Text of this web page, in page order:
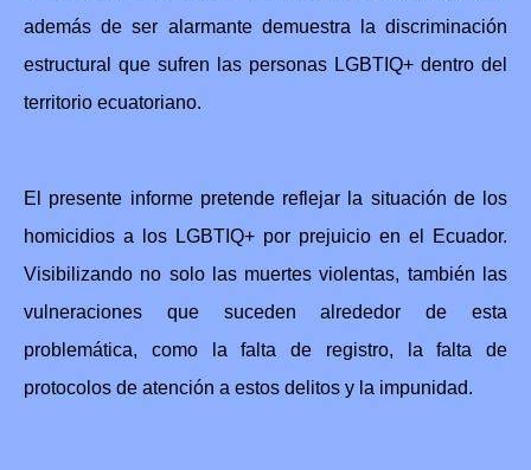
además de ser alarmante demuestra la discriminación
estructural que sufren las personas LGBTIQ+ dentro del
territorio ecuatoriano.
El presente informe pretende reflejar la situación de los
homicidios a los LGBTIQ+ por prejuicio en el
Ecuador.
Visibilizando no solo las muertes violentas, también las
vulneraciones que suceden alrededor de esta
problemática, como la falta de registro, la falta de
protocolos de atención a estos delitos y la impunidad.